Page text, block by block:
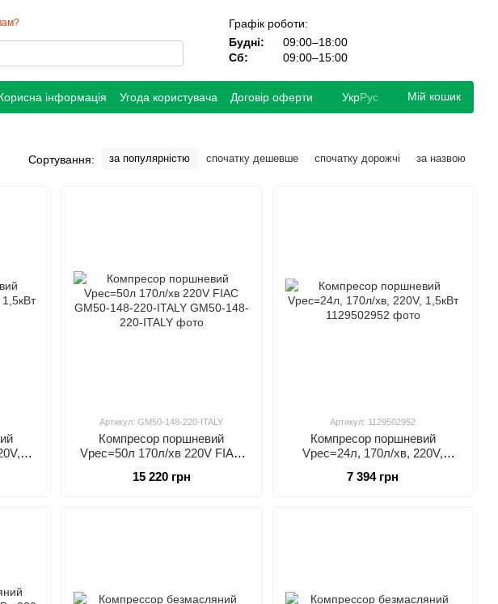
Графік роботи:
Будні:
09:00–18:00
Сб:
09:00–15:00
інформація Угода користувача Договір оферти УкрРус Мій кошик
Сортування: за популярністю спочатку дешевше спочатку дорожчі за назвою
Артикул: GM50-148-220-ITALY
Компресор поршневий
Vрес=50л 170л/хв 220V FIAC
15 220 грн
Артикул: 1129502952
Компресор поршневий
Vрес=24л, 170л/хв, 220V,
7 394 грн